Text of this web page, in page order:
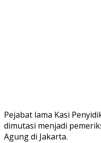
Pejabat lama Kasi
dimutasi menjadi
Agung di Jakarta.